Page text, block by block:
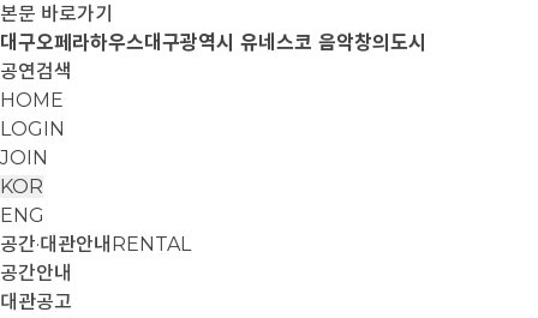
본문 바로가기
대구오페라하우스대구광역시 유네스코 음악창의도시
공연검색
HOME
LOGIN
JOIN
KOR
ENG
공간·대관안내 RENTAL
공간안내
대관공고